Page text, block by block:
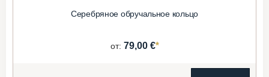
Серебряное обручальное кольцо
от: 79,00 €*